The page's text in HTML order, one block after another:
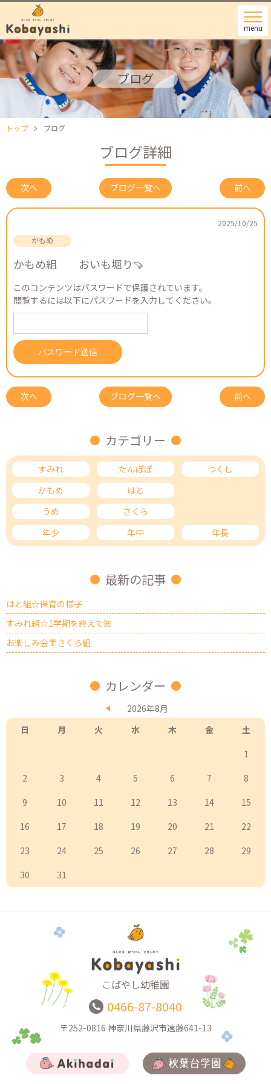
menu
ブログ
トップ ブログ
ブログ詳細
前へ
次へ ブログ一覧へ
2025/10/25
かもめ組 おいも堀り🍠
このコンテンツはパスワードで保護されています。
閲覧するには以下にパスワードを入力してください。
前へ
次へ ブログ一覧へ
カテゴリー
すみれ たんぽぽ
つくし
かもめ
はと
うめ
さくら
年少
年中 年長
最新の記事
はと組☆保育の様子
すみれ組☆1学期を終えて🌺
お楽しみ会👘さくら組
カレンダー
2026年8月
日
月 火 水 木 金
土
1
2
3 4 5 6 7
8
9
10 11 12 13 14
15
16
17 18 19 20 21
22
23
24 25 26 27 28
29
30
31
こばやし幼稚園
0466-87-8040
〒252-0816 神奈川県藤沢市遠藤641-13